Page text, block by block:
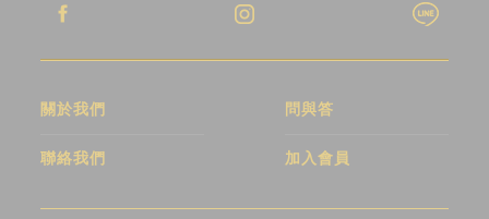
關於我們 問與答
聯絡我們 加入會員